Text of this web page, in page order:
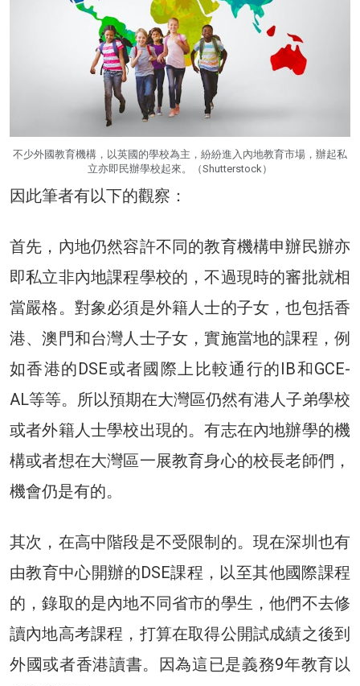
不少外國教育機構，以英國的學校為主，紛紛進入內地教育市場，辦起私
立亦即民辦學校起來。（Shutterstock）
因此筆者有以下的觀察：
首先，內地仍然容許不同的教育機構申辦民辦亦
即私立非內地課程學校的，不過現時的審批就相
當嚴格。對象必須是外籍人士的子女，也包括香
港、澳門和台灣人士子女，實施當地的課程，例
如香港的DSE或者國際上比較通行的IB和GCE-
AL等等。所以預期在大灣區仍然有港人子弟學校
或者外籍人士學校出現的。有志在內地辦學的機
構或者想在大灣區一展教育身心的校長老師們，
機會仍是有的。
其次，在高中階段是不受限制的。現在深圳也有
由教育中心開辦的DSE課程，以至其他國際課程
的，錄取的是內地不同省市的學生，他們不去修
讀內地高考課程，打算在取得公開試成績之後到
外國或者香港讀書。因為這已是義務9年教育以